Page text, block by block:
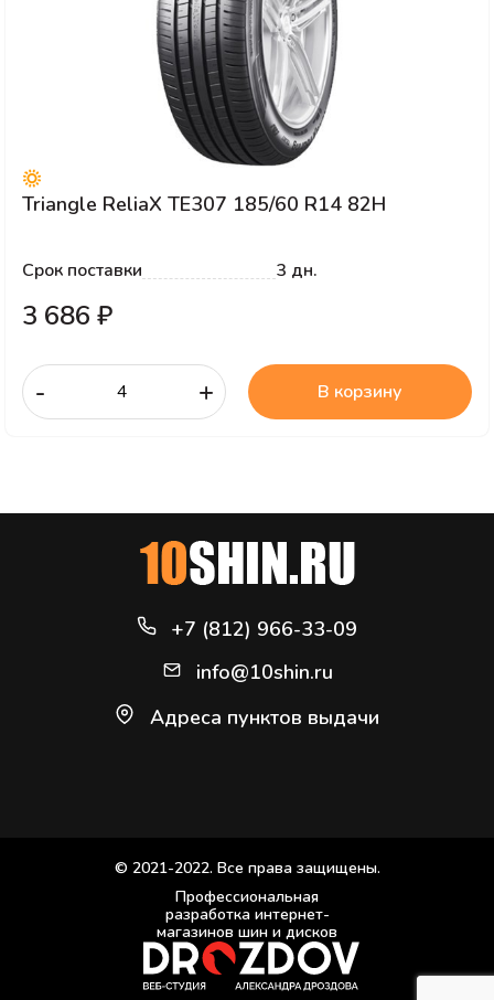
Triangle ReliaX TE307 185/60 R14 82H
Срок поставки 3 дн.
3 686 ₽
- + В корзину
+7 (812) 966-33-09
info@10shin.ru
Адреса пунктов выдачи
© 2021-2022. Все права защищены.
Профессиональная
разработка интернет-
магазинов шин и дисков